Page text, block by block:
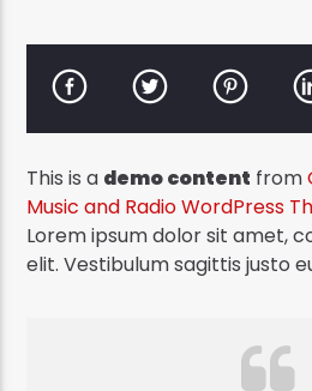
Eko Radyo
This is a demo content from
Music and Radio WordPress
Lorem ipsum dolor sit amet,
elit. Vestibulum sagittis justo